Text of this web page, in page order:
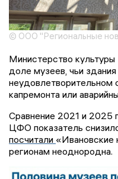
© ООО "Региональные
Министерство
доле музеев, чьи
капремонта или
Сравнение 2021 и 2025
ЦФО показатель
посчитали «Ивановские
регионам неоднородна.